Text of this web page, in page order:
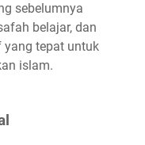
sebelumnya
belajar, dan
yang tepat untuk
islam.